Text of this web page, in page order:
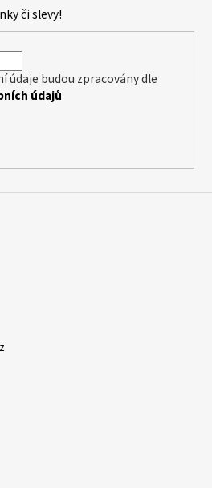
či slevy!
údaje budou zpracovány dle
údajů